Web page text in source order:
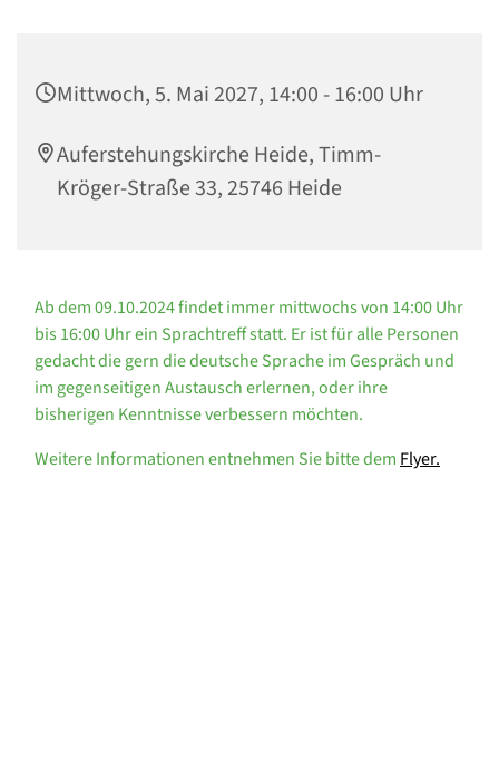
Mittwoch, 5. Mai 2027, 14:00 - 16:00 Uhr
Auferstehungskirche Heide, Timm-
Kröger-Straße 33, 25746 Heide
Ab dem 09.10.2024 findet immer mittwochs von 14:00 Uhr
bis 16:00 Uhr ein Sprachtreff statt. Er ist für alle Personen
gedacht die gern die deutsche Sprache im Gespräch und
im gegenseitigen Austausch erlernen, oder ihre
bisherigen Kenntnisse verbessern möchten.
Weitere Informationen entnehmen Sie bitte dem Flyer.